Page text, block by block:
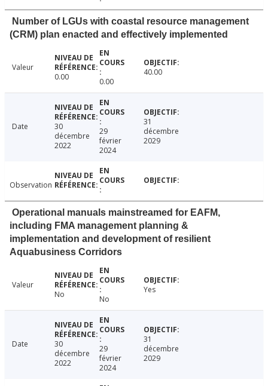
Number of LGUs with coastal resource management
(CRM) plan enacted and effectively implemented
Valeur
0.00
0.00
40.00
Date
30
décembre
2022
29
février
2024
31
décembre
2029
Observation
Operational manuals mainstreamed for EAFM,
including FMA management planning &
implementation and development of resilient
Aquabusiness Corridors
Valeur
No
No
Yes
Date
30
décembre
2022
29
février
2024
31
décembre
2029